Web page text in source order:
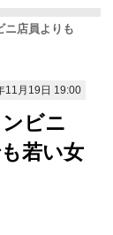
ニ店員よりも
11月19日 19:00
ビニ
若い女